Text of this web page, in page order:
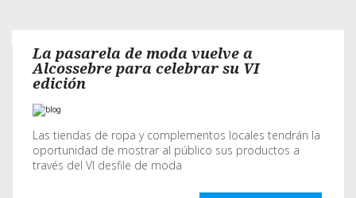
La pasarela de moda vuelve a
Alcossebre para celebrar su VI
edición
Las tiendas de ropa y complementos locales tendrán la
oportunidad de mostrar al público sus productos a
través del VI desfile de moda